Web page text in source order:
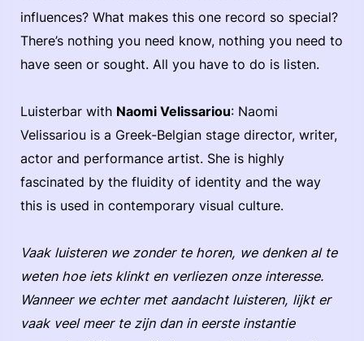
influences? What makes this one record so special?
There’s nothing you need know, nothing you need to
have seen or sought. All you have to do is listen.
Luisterbar with Naomi Velissariou: Naomi
Velissariou is a Greek-Belgian stage director, writer,
actor and performance artist. She is highly
fascinated by the fluidity of identity and the way
this is used in contemporary visual culture.
Vaak luisteren we zonder te horen, we denken al te
weten hoe iets klinkt en verliezen onze interesse.
Wanneer we echter met aandacht luisteren, lijkt er
vaak veel meer te zijn dan in eerste instantie